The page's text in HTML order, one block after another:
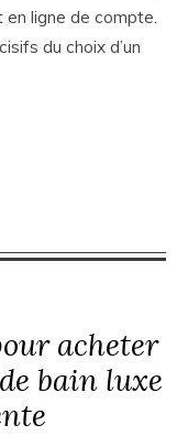
ligne de compte.
du choix d’un
acheter
bain luxe